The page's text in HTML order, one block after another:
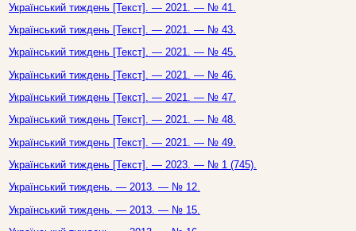
Український тиждень [Текст]. — 2021. — № 41.
Український тиждень [Текст]. — 2021. — № 43.
Український тиждень [Текст]. — 2021. — № 45.
Український тиждень [Текст]. — 2021. — № 46.
Український тиждень [Текст]. — 2021. — № 47.
Український тиждень [Текст]. — 2021. — № 48.
Український тиждень [Текст]. — 2021. — № 49.
Український тиждень [Текст]. — 2023. — № 1 (745).
Український тиждень. — 2013. — № 12.
Український тиждень. — 2013. — № 15.